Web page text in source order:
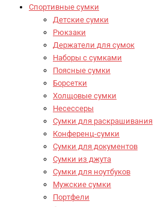
Спортивные сумки
Детские сумки
Рюкзаки
Держатели для сумок
Наборы с сумками
Поясные сумки
Борсетки
Холщовые сумки
Несессеры
Сумки для раскрашивания
Конференц-сумки
Сумки для документов
Сумки из джута
Сумки для ноутбуков
Мужские сумки
Портфели